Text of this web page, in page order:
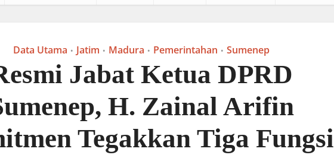
Data Utama • Jatim • Madura • Pemerintahan • Sumenep
Jabat Ketua DPRD
H. Zainal Arifin
Tegakkan Tiga Fungsi